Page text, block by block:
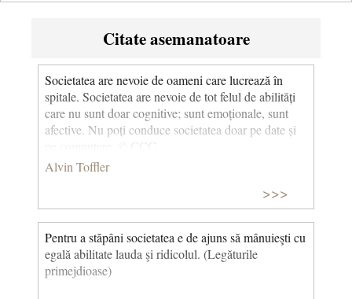
Citate asemanatoare
Societatea are nevoie de oameni care lucrează în
spitale. Societatea are nevoie de tot felul de abilități
care nu sunt doar cognitive; sunt emoționale, sunt
afective. Nu poți conduce societatea doar pe date și
Alvin Toffler
>>>
Pentru a stăpâni societatea e de ajuns să mânuieşti cu
egală abilitate lauda şi ridicolul. (Legăturile
primejdioase)